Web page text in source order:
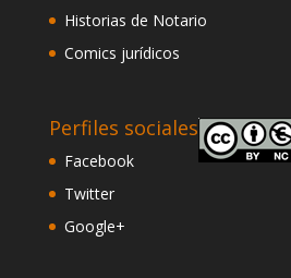
Historias de Notario
Comics jurídicos
Perfiles sociales
Facebook
Twitter
Google+